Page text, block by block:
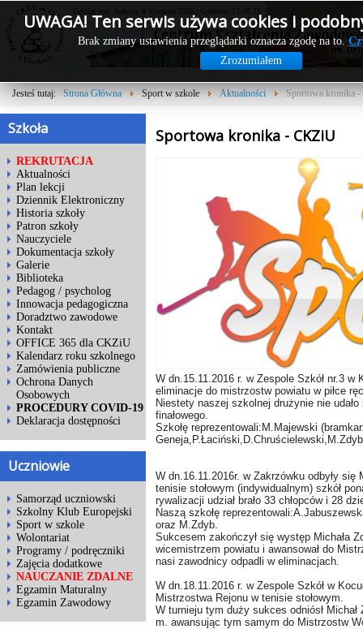
UWAGA! Ten serwis używa cookies i
Brak zmiany ustawienia przeglądarki oznacza zgodę na to.
Zrozumiałem
Dzisiaj jest: Sobota, 8 Sierpnia 2026 | Godzina: 13:48:29
Jesteś tutaj: Strona Główna Sport w szkole Aktualności Sportowa kronika
Szkoła
REKRUTACJA
Aktualności
Plan lekcji
Dziennik Elektroniczny
Historia szkoły
Patron szkoły
Nauczyciele
Dokumentacja szkoły
Galerie
Biblioteka
Pedagog / psycholog
Innowacja pedagogiczna
Doradztwo zawodowe
Kontakt
OFFICE 365 dla CKZiU
Kalendarz roku szkolnego
Zamówienia publiczne
Ochrona Danych
Osobowych
PROCEDURY COVID-19
Deklaracja dostępności
Uczniowie
Samorząd uczniowski
Szkolny Klub Europejski
Sport w szkole
Wolontariat
Programy / podręczniki
Zajęcia dodatkowe
NAUCZANIE ZDALNE
Egzamin Maturalny
Egzamin Zawodowy
Sportowa kronika - CKZiU
W dn.15.11.2016 r. w Zespole Szkół nr.3 w
eliminacje do mistrzostw powiatu w piłce
Niestety naszej szkolnej drużynie nie
finałowego.
Szkołę reprezentowali:M.Majewski
Geneja,P.Łaciński,D.
W dn.16.11.2016r. w Zakrzówku odbyły się
tenisie stołowym (indywidualnym) szkół
rywalizacji udział brało 33 chłopców i 28
Naszą szkołę
oraz M.Zdyb.
Sukcesem zakończył się występ Michała
wicemistrzem powiatu i awansował do
nasi zawodnicy odpadli w eliminacjach.
W dn.18.11.2016 r. w Zespole Szkół w
Mistrzostwa Rejonu w tenisie stołowym.
W turnieju tym duży sukces odniósł
m. awansując tym samym do Mistrzostw